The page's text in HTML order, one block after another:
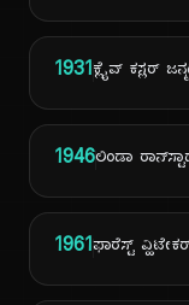
1931ಕ್ಲೈವ್ ಕಸ್ಲರ್
1946ಲಿಂಡಾ
1961ಫಾರೆಸ್ಟ್